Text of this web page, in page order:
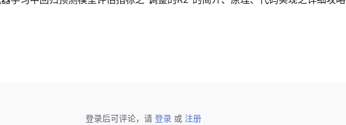
登录后可评论，请 登录 或 注册